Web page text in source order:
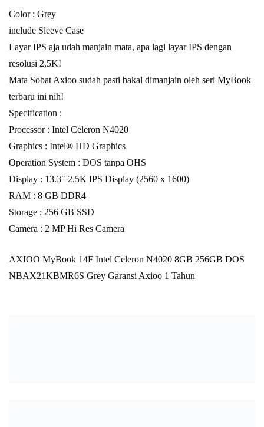
Color : Grey
include Sleeve Case
Layar IPS aja udah manjain mata, apa lagi layar IPS dengan
resolusi 2,5K!
Mata Sobat Axioo sudah pasti bakal dimanjain oleh seri MyBook
terbaru ini nih!
Specification :
Processor : Intel Celeron N4020
Graphics : Intel® HD Graphics
Operation System : DOS tanpa OHS
Display : 13.3″ 2.5K IPS Display (2560 x 1600)
RAM : 8 GB DDR4
Storage : 256 GB SSD
Camera : 2 MP Hi Res Camera
AXIOO MyBook 14F Intel Celeron N4020 8GB 256GB DOS
NBAX21KBMR6S Grey Garansi Axioo 1 Tahun